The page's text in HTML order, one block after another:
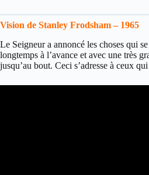
Vision de Stanley Frodsham – 1965
Le Seigneur a annoncé les choses qui
longtemps à l’avance et avec une très
jusqu’au bout. Ceci s’adresse à ceux